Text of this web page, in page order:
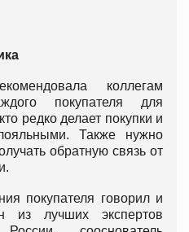
коллегам
покупателя для
редко делает покупки и
Также нужно
обратную связь от
покупателя говорил и
из лучших экспертов